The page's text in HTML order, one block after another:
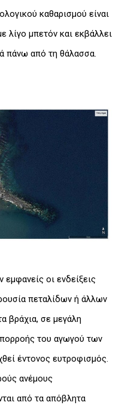
καθαρισμού είναι
λίγο μπετόν και εκβάλλει
πάνω από τη θάλασσα.
οι ενδείξεις
πεταλίδων ή άλλων
βράχια, σε μεγάλη
του αγωγού των
έντονος ευτροφισμός.
ανέμους
από τα απόβλητα